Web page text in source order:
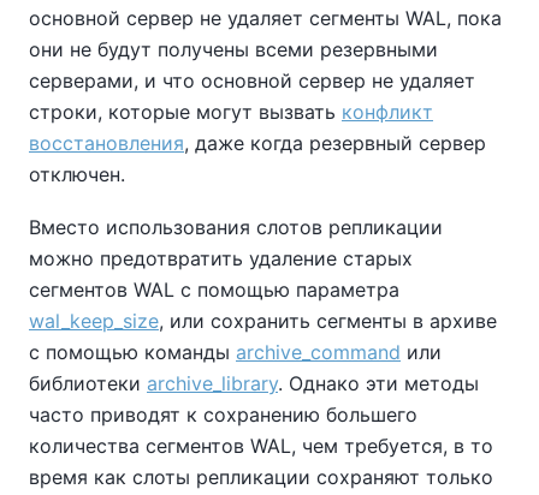
основной сервер не удаляет сегменты WAL, пока
они не будут получены всеми резервными
серверами, и что основной сервер не удаляет
строки, которые могут вызвать конфликт
восстановления, даже когда резервный сервер
отключен.
Вместо использования слотов репликации
можно предотвратить удаление старых
сегментов WAL с помощью параметра
wal_keep_size, или сохранить сегменты в архиве
с помощью команды archive_command или
библиотеки archive_library. Однако эти методы
часто приводят к сохранению большего
количества сегментов WAL, чем требуется, в то
время как слоты репликации сохраняют только